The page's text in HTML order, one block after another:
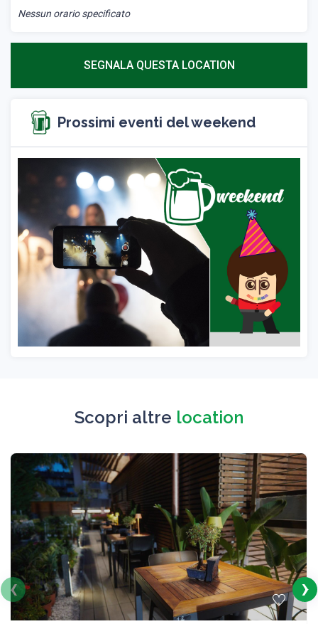
Nessun orario specificato
SEGNALA QUESTA LOCATION
Prossimi eventi del weekend
Scopri altre location
‹ ›